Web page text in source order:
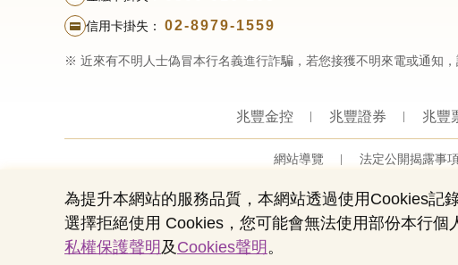
信用卡掛失： 02-8979-1559
※ 近來有不明人士偽冒本行名義進行詐騙，若您接獲不明來電或通知，
兆豐金控 兆豐證券 兆豐
網站導覽 法定公開揭露事
營業人
為提升本網站的服務品質，本網站透過使用Cookies記
選擇拒絕使用 Cookies，您可能會無法使用部份本行
私權保護聲明 及 Cookies聲明 。